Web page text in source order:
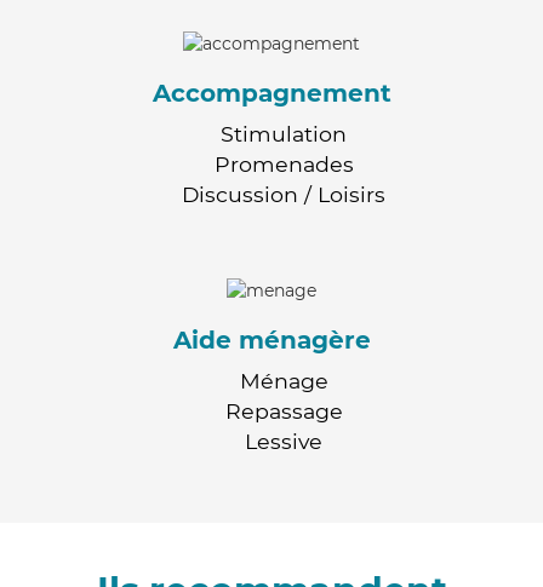
Accompagnement
Stimulation
Promenades
Discussion / Loisirs
Aide ménagère
Ménage
Repassage
Lessive